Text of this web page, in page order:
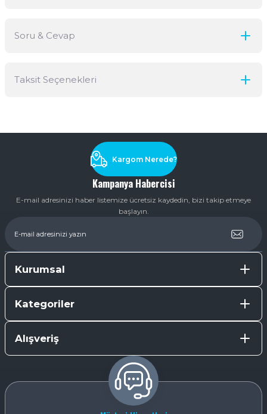
Soru & Cevap
Taksit Seçenekleri
Kampanya Habercisi
E-mail adresinizi haber listemize ücretsiz kaydedin, bizi takip etmeye
başlayın.
Kargom Nerede?
Kurumsal
Kategoriler
Alışveriş